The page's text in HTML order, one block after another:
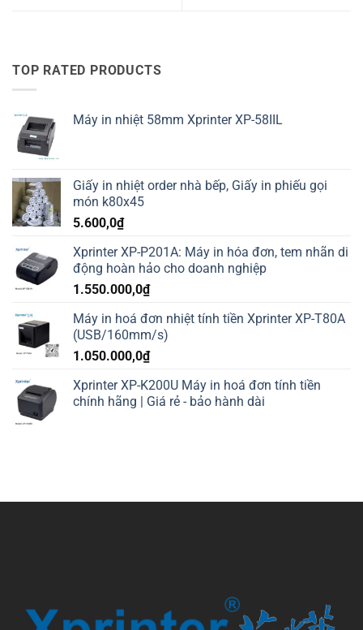
TOP RATED PRODUCTS
Máy in nhiệt 58mm Xprinter XP-58IIL
Giấy in nhiệt order nhà bếp, Giấy in phiếu gọi
món k80x45
5.600,0₫
Xprinter XP-P201A: Máy in hóa đơn, tem nhãn di
động hoàn hảo cho doanh nghiệp
1.550.000,0₫
Máy in hoá đơn nhiệt tính tiền Xprinter XP-T80A
(USB/160mm/s)
1.050.000,0₫
Xprinter XP-K200U Máy in hoá đơn tính tiền
chính hãng | Giá rẻ - bảo hành dài